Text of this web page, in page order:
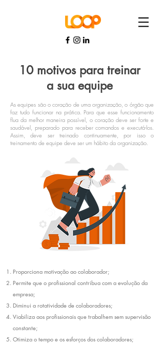
10 motivos para treinar
a sua equipe
As equipes são o coração de uma organização, o órgão que
faz tudo funcionar na prática. Para que esse funcionamento
flua da melhor maneira possível, o coração deve ser forte e
saudável, preparado para receber comandos e executá-los.
Assim, deve ser treinado continuamente, por isso o
treinamento de equipe deve ser um hábito da organização.
Proporciona motivação ao colaborador;
Permite que o profissional contribua com a evolução da
empresa;
Diminui a rotatividade de colaboradores;
Viabiliza aos profissionais que trabalhem sem supervisão
constante;
Otimiza o tempo e os esforços dos colaboradores;